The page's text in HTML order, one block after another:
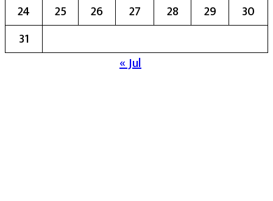
24
25 26 27 28 29
30
31
« Jul